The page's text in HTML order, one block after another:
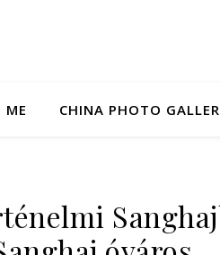
ME CHINA PHOTO